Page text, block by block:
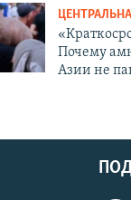
Почему
Азии не